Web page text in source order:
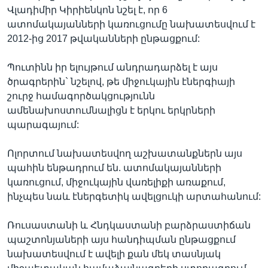
Լեզուներ
Վլադիմիր Կիրիենկոն նշել է, որ 6
ատոմակայանների կառուցումը նախատեսվում է
2012-ից 2017 թվականների ընթացքում:
Պուտինն իր ելույթում անդրադարձել է այս
ծրագրերին` նշելով, թե միջուկային էներգիայի
շուրջ համագործակցությունն
ամենախոստումնալիցն է երկու երկրների
պարագայում:
Ոլորտում նախատեսվող աշխատանքներն այս
պահին ենթադրում են. ատոմակայանների
կառուցում, միջուկային վառելիքի առաքում,
ինչպես նաև էներգետիկ ավելցուկի արտահանում:
Ռուսաստանի և Հնդկաստանի բարձրաստիճան
պաշտոնյաների այս հանդիպման ընթացքում
նախատեսվում է ավելի քան մեկ տասնյակ